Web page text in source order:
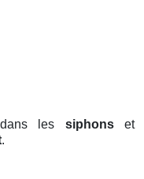
les siphonset
.